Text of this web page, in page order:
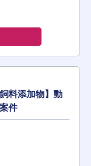
料添加物】動
件